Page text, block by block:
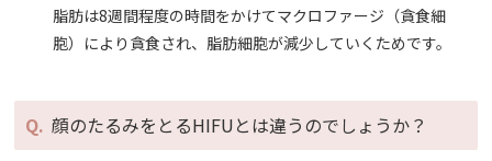
脂肪は8週間程度の時間をかけてマクロファージ（貪食細
胞）により貪食され、脂肪細胞が減少していくためです。
顔のたるみをとるHIFUとは違うのでしょうか？